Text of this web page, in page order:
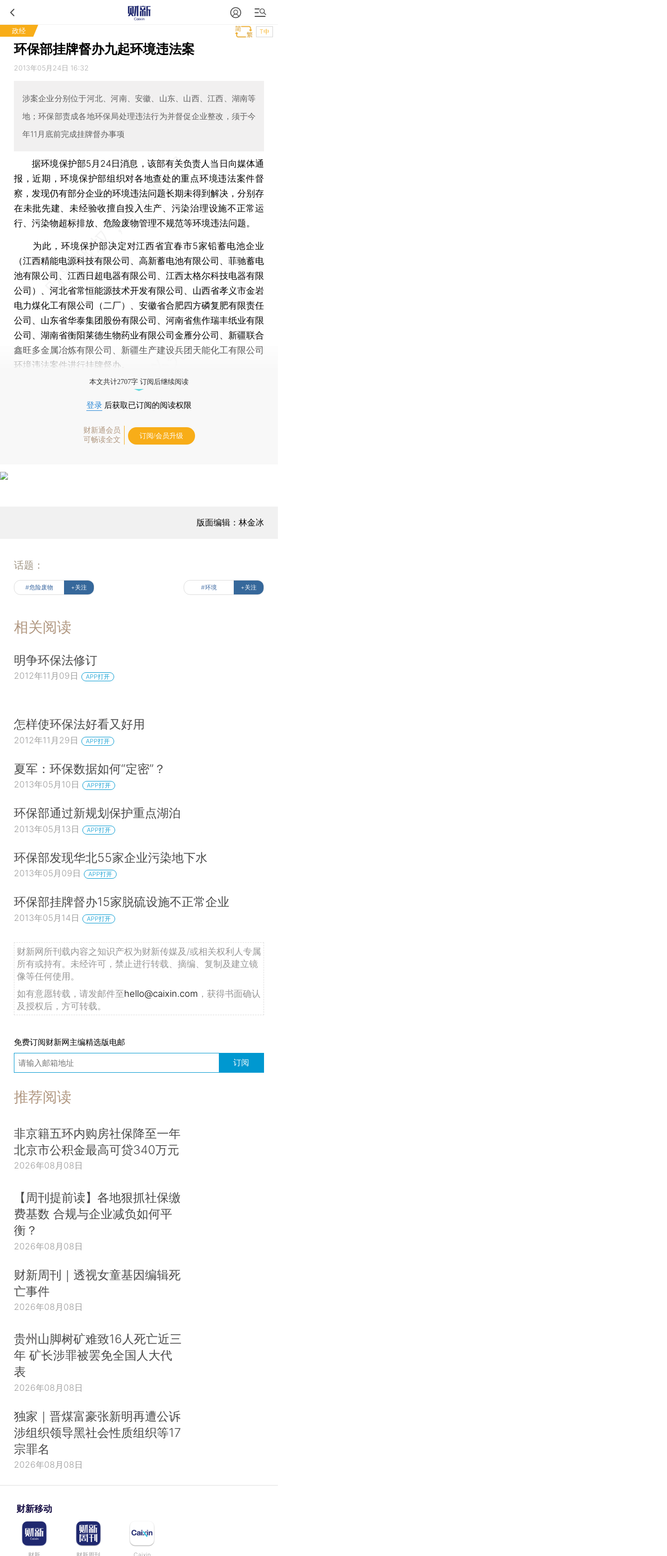
政经 T中
环保部挂牌督办九起环境违法案
2013年05月24日 16:32
涉案企业分别位于河北、河南、安徽、山东、山西、江西、湖南等
地；环保部责成各地环保局处理违法行为并督促企业整改，须于今
年11月底前完成挂牌督办事项
据环境保护部5月24日消息，该部有关负责人当日向媒体通
报，近期，环境保护部组织对各地查处的重点环境违法案件督
察，发现仍有部分企业的环境违法问题长期未得到解决，分别存
在未批先建、未经验收擅自投入生产、污染治理设施不正常运
行、污染物超标排放、危险废物管理不规范等环境违法问题。
为此，环境保护部决定对江西省宜春市5家铅蓄电池企业
（江西精能电源科技有限公司、高新蓄电池有限公司、菲驰蓄电
池有限公司、江西日超电器有限公司、江西太格尔科技电器有限
公司）、河北省常恒能源技术开发有限公司、山西省孝义市金岩
电力煤化工有限公司（二厂）、安徽省合肥四方磷复肥有限责任
公司、山东省华泰集团股份有限公司、河南省焦作瑞丰纸业有限
公司、湖南省衡阳莱德生物药业有限公司金雁分公司、新疆联合
鑫旺多金属冶炼有限公司、新疆生产建设兵团天能化工有限公司
环境违法案件进行挂牌督办。
本文共计2707字 订阅后继续阅读
登录 后获取已订阅的阅读权限
财新通会员
可畅读全文
订阅/会员升级
版面编辑：林金冰
话题：
#危险废物 +关注 #环境 +关注
相关阅读
明争环保法修订
2012年11月09日 APP打开
怎样使环保法好看又好用
2012年11月29日 APP打开
夏军：环保数据如何“定密”？
2013年05月10日 APP打开
环保部通过新规划保护重点湖泊
2013年05月13日 APP打开
环保部发现华北55家企业污染地下水
2013年05月09日 APP打开
环保部挂牌督办15家脱硫设施不正常企业
2013年05月14日 APP打开
财新网所刊载内容之知识产权为财新传媒及/或相关权利人专属
所有或持有。未经许可，禁止进行转载、摘编、复制及建立镜
像等任何使用。
如有意愿转载，请发邮件至hello@caixin.com ，获得书面确认
及授权后，方可转载。
免费订阅财新网主编精选版电邮
订阅
推荐阅读
非京籍五环内购房社保降至一年
北京市公积金最高可贷340万元
2026年08月08日
【周刊提前读】各地狠抓社保缴
费基数 合规与企业减负如何平
衡？
2026年08月08日
财新周刊｜透视女童基因编辑死
亡事件
2026年08月08日
贵州山脚树矿难致16人死亡近三
年 矿长涉罪被罢免全国人大代
表
2026年08月08日
独家｜晋煤富豪张新明再遭公诉
涉组织领导黑社会性质组织等17
宗罪名
2026年08月08日
财新移动